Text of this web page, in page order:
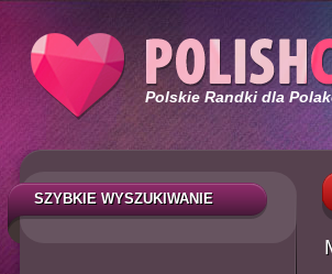
Polskie Randki dla
SZYBKIE WYSZUKIWANIE